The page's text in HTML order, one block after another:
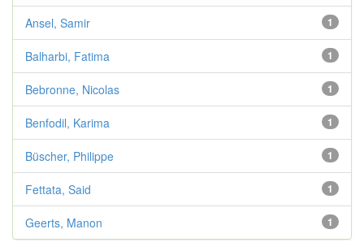
1
Ansel, Samir
1
Balharbi, Fatima
1
Bebronne, Nicolas
1
Benfodil, Karima
1
Büscher, Philippe
1
Fettata, Said
1
Geerts, Manon